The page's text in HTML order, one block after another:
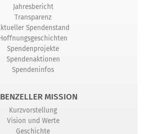
Jahresbericht
Transparenz
Spendenstand
Spendenprojekte
Spendenaktionen
Spendeninfos
MISSION
Kurzvorstellung
Vision und Werte
Geschichte